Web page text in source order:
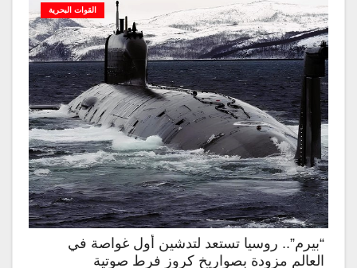
القوات البحرية
“بيرم”.. روسيا تستعد لتدشين أول غواصة في
العالم مزودة بصواريخ كروز فرط صوتية